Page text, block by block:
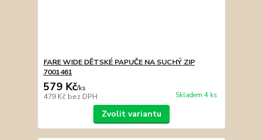
FARE WIDE DĚTSKÉ PAPUČE NA SUCHÝ ZIP
7001461
579 Kč/ks
479 Kč bez DPH Skladem 4 ks
Zvolit variantu